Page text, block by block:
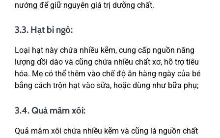
nướng để giữ nguyên giá trị dưỡng chất.
3.3. Hạt bí ngô:
Loại hạt này chứa nhiều kẽm, cung cấp nguồn năng
lượng dồi dào và cũng chứa nhiều chất xơ, hỗ trợ tiêu
hóa. Mẹ có thể thêm vào chế độ ăn hàng ngày của bé
bằng cách trộn hạt vào sữa, hoặc dùng như bữa phụ;
3.4. Quả mâm xôi:
Quả mâm xôi chứa nhiều kẽm và cũng là nguồn chất